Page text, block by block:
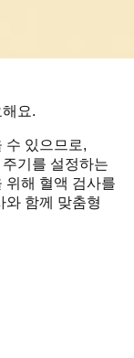
요.
수 있으므로,
기를 설정하는
위해 혈액 검사를
와 함께 맞춤형